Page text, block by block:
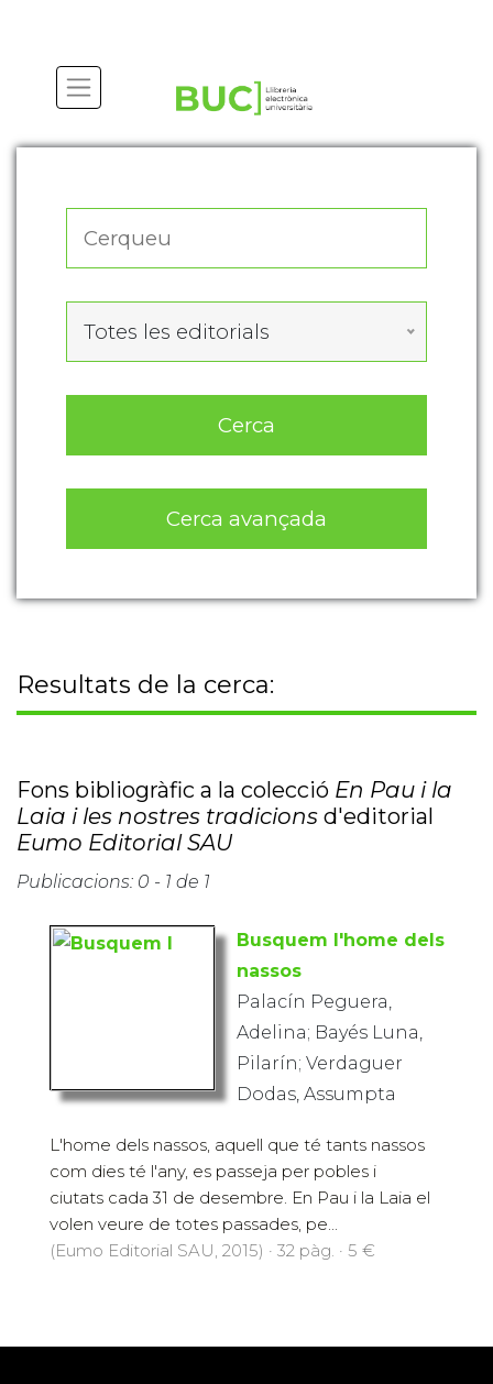
Totes les editorials
Cerca
Cerca avançada
Resultats de la cerca:
Fons bibliogràfic a la colecció En Pau i la
Laia i les nostres tradicions d'editorial
Eumo Editorial SAU
Publicacions: 0 - 1 de 1
Busquem l'home dels
nassos
Palacín Peguera,
Adelina; Bayés Luna,
Pilarín; Verdaguer
Dodas, Assumpta
L'home dels nassos, aquell que té tants nassos
com dies té l'any, es passeja per pobles i
ciutats cada 31 de desembre. En Pau i la Laia el
volen veure de totes passades, pe...
(Eumo Editorial SAU, 2015) · 32 pàg. · 5 €